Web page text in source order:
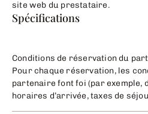
site web du prestataire.
Spécifications
Conditions de réservation du
Pour chaque réservation, les
partenaire font foi (par exemple,
horaires d’arrivée, taxes de